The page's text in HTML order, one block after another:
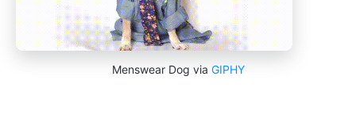
Menswear Dog via GIPHY